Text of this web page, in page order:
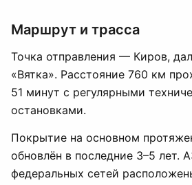
Маршрут и трасса
Точка отправления — Киров,
«Вятка». Расстояние 760 км
51 минут с регулярными
остановками.
Покрытие на основном
обновлён в последние 3–5 лет.
федеральных сетей